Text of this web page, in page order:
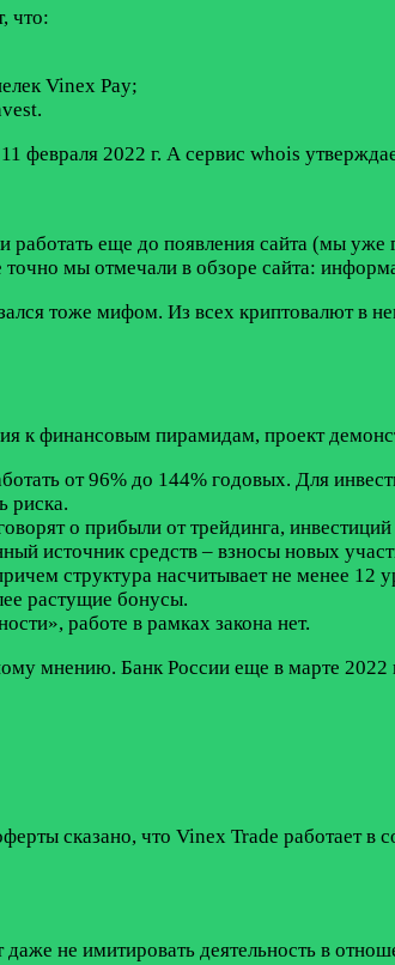
что:
Vinex Pay;
февраля 2022 г. А сервис whois
еще до появления сайта (мы
мы отмечали в обзоре сайта:
тоже мифом. Из всех криптовалют в
к финансовым пирамидам, проект
от 96% до 144% годовых. Для
риска.
о прибыли от трейдинга,
источник средств – взносы новых
структура насчитывает не менее 12
растущие бонусы.
работе в рамках закона нет.
мнению. Банк России еще в марте
сказано, что Vinex Trade работает в
не имитировать деятельность в